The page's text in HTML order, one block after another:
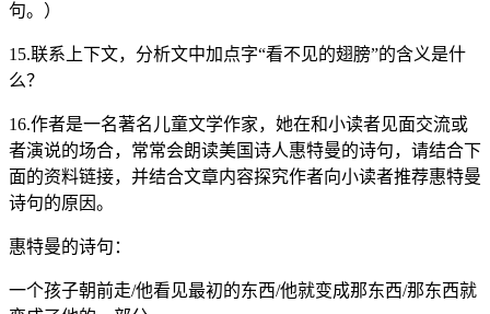
句。）
15.联系上下文，分析文中加点字“看不见的翅膀”的含义是什
么？
16.作者是一名著名儿童文学作家，她在和小读者见面交流或
者演说的场合，常常会朗读美国诗人惠特曼的诗句，请结合下
面的资料链接，并结合文章内容探究作者向小读者推荐惠特曼
诗句的原因。
惠特曼的诗句：
一个孩子朝前走/他看见最初的东西/他就变成那东西/那东西就